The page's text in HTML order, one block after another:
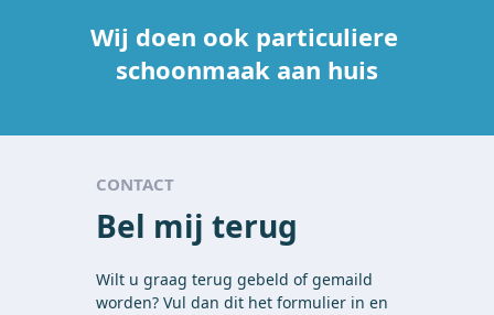
Wij doen ook particuliere
schoonmaak aan huis
CONTACT
Bel mij terug
Wilt u graag terug gebeld of gemaild
worden? Vul dan dit het formulier in en